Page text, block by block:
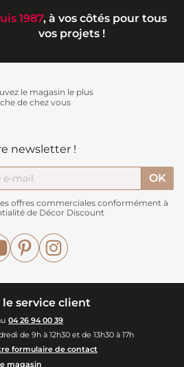
1987, à vos côtés pour tous
vos projets !
le magasin le plus
de chez vous
newsletter !
offres commerciales conformément à
de Décor Discount
YouTubePinterest
service client
04 26 94 00 39
de 9h à 12h30 et de 13h30 à 17h
formulaire de contact
magasin